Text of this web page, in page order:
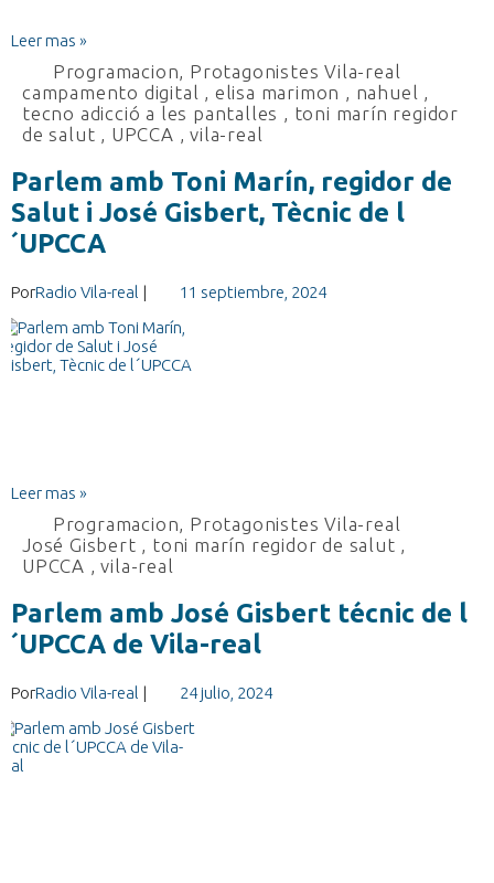
Leer mas »
Programacion, Protagonistes Vila-real
campamento digital , elisa marimon , nahuel ,
tecno adicció a les pantalles , toni marín regidor
de salut , UPCCA ,vila-real
Parlem amb Toni Marín, regidor de
Salut i José Gisbert, Tècnic de l
´UPCCA
PorRadio Vila-real | 11 septiembre, 2024
Leer mas »
Programacion, Protagonistes Vila-real
José Gisbert , toni marín regidor de salut ,
UPCCA ,vila-real
Parlem amb José Gisbert técnic de l
´UPCCA de Vila-real
PorRadio Vila-real | 24 julio, 2024